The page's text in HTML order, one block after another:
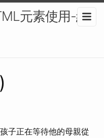
元素使用-網
子正在等待他的母親從